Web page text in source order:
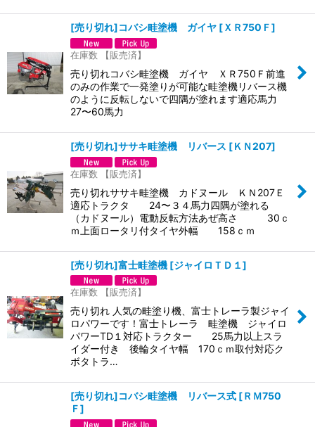
[売り切れ]コバシ畦塗機 ガイヤ [ＸＲ750Ｆ]
在庫数 【販売済】
売り切れコバシ畦塗機 ガイヤ ＸＲ750Ｆ前進
のみの作業で一発塗りが可能な畦塗機リバース機
のように反転しないで四隅が塗れます適応馬力
27〜60馬力
[売り切れ]ササキ畦塗機 リバース [ＫＮ207]
在庫数 【販売済】
売り切れササキ畦塗機 カドヌール ＫＮ207Ｅ
適応トラクタ 24〜３４馬力四隅が塗れる
（カドヌール）電動反転方法あぜ高さ 30ｃ
ｍ上面ロータリ付タイヤ外幅 158ｃｍ
[売り切れ]富士畦塗機 [ジャイロＴＤ１]
在庫数 【販売済】
売り切れ 人気の畦塗り機、富士トレーラ製ジャイ
ロパワーです！富士トレーラ 畦塗機 ジャイロ
パワーTD１対応トラクター 25馬力以上スラ
イダー付き 後輪タイヤ幅 170ｃｍ取付対応ク
ボタトラ…
[売り切れ]コバシ畦塗機 リバース式 [ＲＭ750
Ｆ]